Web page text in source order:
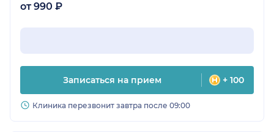
от 990 ₽
Записаться на прием + 100
Клиника перезвонит завтра после 09:00